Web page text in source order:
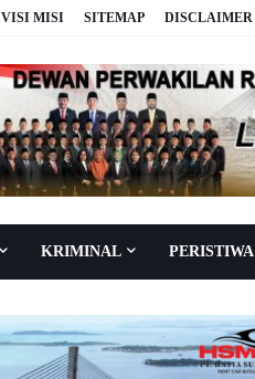
VISI MISI SITEMAP DISCLAIMER
KRIMINAL PERISTIWA